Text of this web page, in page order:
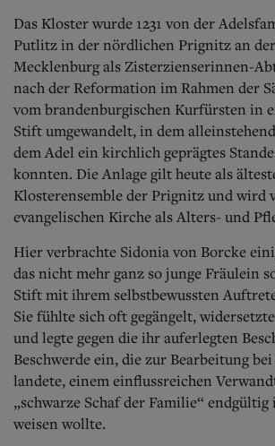
Das Kloster wurde 1231 von der
Putlitz in der nördlichen Prignitz an
Mecklenburg als Zisterzienserinnen-
nach der Reformation im Rahmen der
vom brandenburgischen Kurfürsten in
Stift umgewandelt, in dem
dem Adel ein kirchlich geprägtes
konnten. Die Anlage gilt heute als
Klosterensemble der Prignitz und wird
evangelischen Kirche als Alters- und
Hier verbrachte Sidonia von Borcke
das nicht mehr ganz so junge Fräulein
Stift mit ihrem selbstbewussten
Sie fühlte sich oft gegängelt,
und legte gegen die ihr auferlegten
Beschwerde ein, die zur Bearbeitung
landete, einem einflussreichen
„schwarze Schaf der Familie“
weisen wollte.